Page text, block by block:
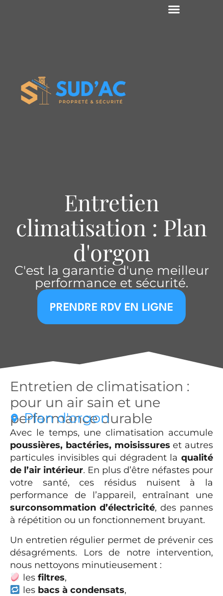
Entretien
climatisation : Plan
d'orgon
C'est la garantie d'une meilleur
performance et sécurité.
PRENDRE RDV EN LIGNE
Entretien de climatisation :
pour un air sain et une
performance durable
Plan d'orgon
Avec le temps, une climatisation accumule
poussières, bactéries, moisissures et autres
particules invisibles qui dégradent la qualité
de l’air intérieur. En plus d’être néfastes pour
votre santé, ces résidus nuisent à la
performance de l’appareil, entraînant une
surconsommation d’électricité, des pannes
à répétition ou un fonctionnement bruyant.
Un entretien régulier permet de prévenir ces
désagréments. Lors de notre intervention,
nous nettoyons minutieusement :
les filtres,
les bacs à condensats,